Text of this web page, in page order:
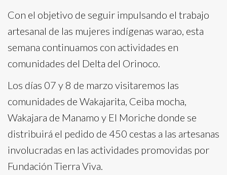
Con el objetivo de seguir impulsando el trabajo
artesanal de las mujeres indígenas warao, esta
semana continuamos con actividades en
comunidades del Delta del Orinoco.
Los días 07 y 8 de marzo visitaremos las
comunidades de Wakajarita, Ceiba mocha,
Wakajara de Manamo y El Moriche donde se
distribuirá el pedido de 450 cestas a las artesanas
involucradas en las actividades promovidas por
Fundación Tierra Viva.